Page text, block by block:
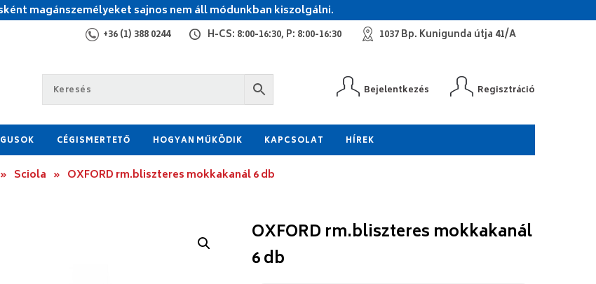
magánszemélyeket sajnos nem áll módunkban kiszolgálni.
+36 (1) 388 0244 H-CS: 8:00-16:30, P: 8:00-16:30 1037 Bp. Kunigunda útja 41/A
Bejelentkezés Regisztráció
CÉGISMERTETŐ HOGYAN MŰKÖDIK KAPCSOLAT HÍREK
» Sciola » OXFORD rm.bliszteres mokkakanál 6 db
OXFORD rm.bliszteres mokkakanál
6 db